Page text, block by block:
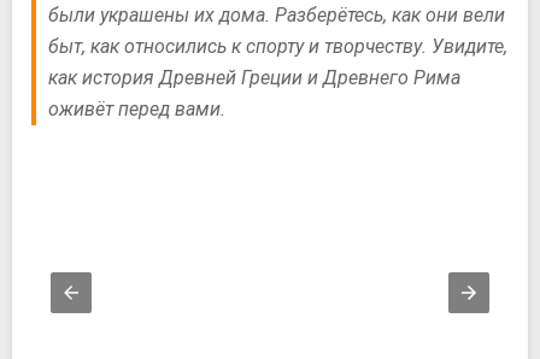
были украшены их дома. Разберётесь, как они вели
быт, как относились к спорту и творчеству. Увидите,
как история Древней Греции и Древнего Рима
оживёт перед вами.